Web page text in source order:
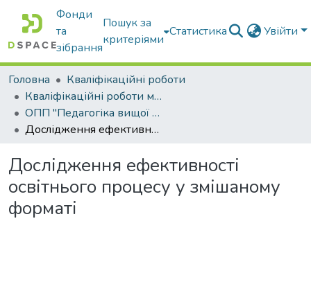
Фонди
та
зібрання
Пошук за
критеріями
Статистика Увійти
Головна
Кваліфікаційні роботи
Кваліфікаційні роботи магістрів
ОПП "Педагогіка вищої школи"
Дослідження ефективності освітнього процесу у змішаному форматі
Дослідження ефективності
освітнього процесу у змішаному
форматі